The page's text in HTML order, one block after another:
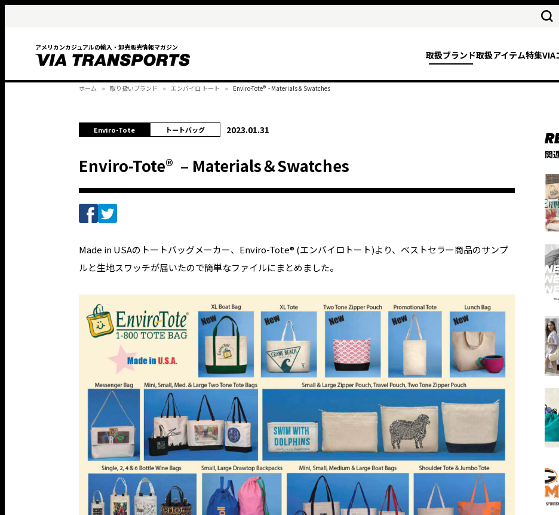
アメリカンカジュアルの輸入・卸売販売情報マガジン
取扱ブランド取扱アイテム特集VIA
ホーム 取り扱いブランド エンバイロ トート Enviro-Tote® - Materials＆Swatches
Enviro-Tote トートバッグ 2023.01.31
Enviro-Tote® – Materials＆Swatches
Made in USAのトートバッグメーカー、Enviro-Tote® (エンバイロトート)より、ベストセラー商品のサンプ
ルと生地スワッチが届いたので簡単なファイルにまとめました。
関